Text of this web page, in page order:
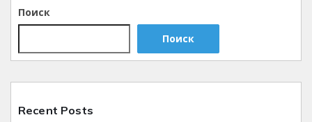
Поиск
Поиск
Recent Posts